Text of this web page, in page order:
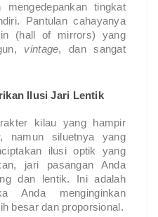
tingkat
Pantulan cahayanya
(hall of mirrors) yang
vintage, dan sangat
Ilusi Jari Lentik
kilau yang hampir
, namun siluetnya yang
ilusi optik yang
jari pasangan Anda
dan lentik. Ini adalah
Anda menginginkan
besar dan proporsional.